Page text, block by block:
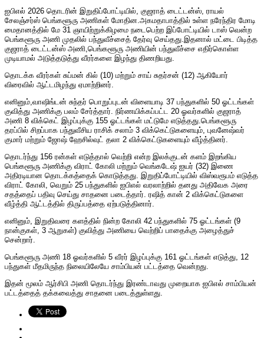
ஐபிஎல் 2026 தொடரின் இறுதிப்போட்டியில், குஜராத் டைட்டன்ஸ், ராயல்
சேலஞ்சர்ஸ் பெங்களூரு அணிகள் மோதின.அகமதாபாத்தில் உள்ள நரேந்திர மோடி
மைதானத்தில் மே 31 ஞாயிற்றுக்கிழமை நடைபெற்ற இப்போட்டியில் டாஸ் வென்ற
பெங்களூரு அணி முதலில் பந்துவீச்சைத் தேர்வு செய்தது.இதனால் மட்டை பிடித்த
குஜராத் டைட்டன்ஸ் அணி,பெங்களூரு அணியின் பந்துவீச்சை எதிர்கொள்ள
முடியாமல் அடுத்தடுத்து வீரர்களை இழந்து திணறியது.
தொடக்க வீரர்கள் சுப்மன் கில் (10) மற்றும் சாய் சுதர்சன் (12) ஆகியோர்
விரைவில் ஆட்டமிழந்து ஏமாற்றினர்.
எனினும்,வாஷிங்டன் சுந்தர் பொறுப்புடன் விளையாடி 37 பந்துகளில் 50 ஓட்டங்கள்
குவித்து அணிக்கு பலம் சேர்த்தார். நிர்ணயிக்கப்பட்ட 20 ஓவர்களில் குஜராத்
அணி 8 விக்கெட் இழப்புக்கு 155 ஓட்டங்கள் மட்டுமே எடுத்தது.பெங்களூரு
தரப்பில் சிறப்பாக பந்துவீசிய ராசிக் சலாம் 3 விக்கெட்டுகளையும், புவனேஷ்வர்
குமார் மற்றும் ஜோஷ் ஹேசில்வுட் தலா 2 விக்கெட்டுகளையும் வீழ்த்தினர்.
தொடர்ந்து 156 ரன்கள் எடுத்தால் வெற்றி என்ற இலக்குடன் களம் இறங்கிய
பெங்களூரு அணிக்கு விராட் கோலி மற்றும் வெங்கடேஷ் ஐயர் (32) இணை
அதிரடியான தொடக்கத்தைக் கொடுத்தது. இறுதிப்போட்டியில் விஸ்வரூபம் எடுத்த
விராட் கோலி, வெறும் 25 பந்துகளில் ஐபிஎல் வரலாற்றில் தனது அதிவேக அரை
சதத்தைப் பதிவு செய்து சாதனை படைத்தார். ரஷித் கான் 2 விக்கெட்டுகளை
வீழ்த்தி ஆட்டத்தில் திருப்பத்தை ஏற்படுத்தினார்.
எனினும், இறுதிவரை களத்தில் நின்ற கோலி 42 பந்துகளில் 75 ஓட்டங்கள் (9
நான்குகள், 3 ஆறுகள்) குவித்து அணியை வெற்றிப் பாதைக்கு அழைத்துச்
சென்றார்.
பெங்களூரு அணி 18 ஓவர்களில் 5 வீரர் இழப்புக்கு 161 ஓட்டங்கள் எடுத்து, 12
பந்துகள் மீதமிருந்த நிலையிலேயே சாம்பியன் பட்டத்தை வென்றது.
இதன் மூலம் ஆர்சிபி அணி தொடர்ந்து இரண்டாவது முறையாக ஐபிஎல் சாம்பியன்
பட்டத்தைத் தக்கவைத்து சாதனை படைத்துள்ளது.